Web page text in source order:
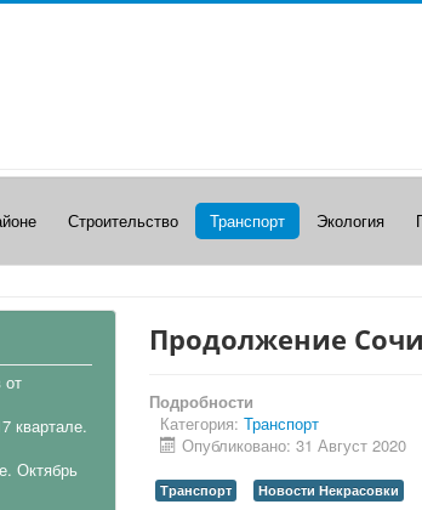
Строительство Транспорт Экология
от
квартале.
Октябрь
Продолжение
Подробности
Категория: Транспорт
Опубликовано: 31 Август 2020
Транспорт Новости Некрасовки